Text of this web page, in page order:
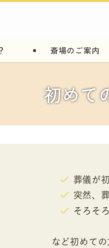
斎場のご案内
初めて
葬儀が
突然、
そろそ
など初めて